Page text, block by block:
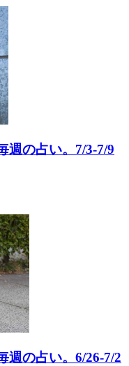
週の占い。7/3-7/9
週の占い。6/26-7/2